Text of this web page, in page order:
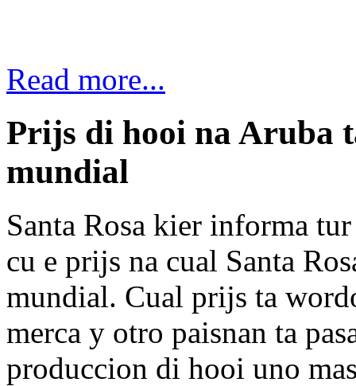
Read more...
Prijs di hooi na Aruba
mundial
Santa Rosa kier informa
cu e prijs na cual Santa
mundial. Cual prijs ta
merca y otro paisnan ta
produccion di hooi uno